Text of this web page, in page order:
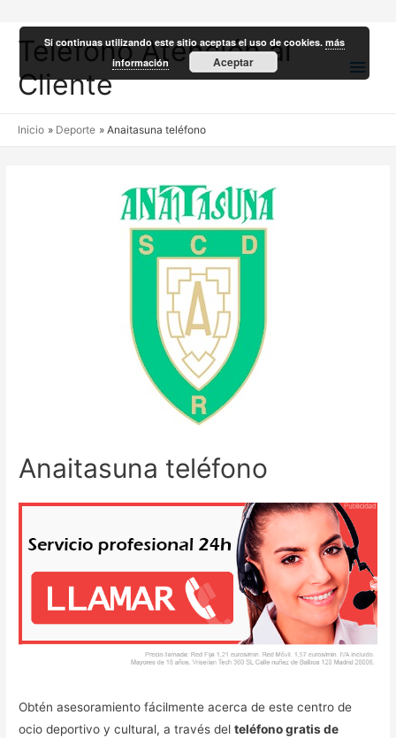
Teléfono Atención al
Cliente
Inicio Deporte Anaitasuna teléfono
Anaitasuna teléfono
Obtén asesoramiento fácilmente acerca de este centro de
ocio deportivo y cultural, a través delteléfono gratis de
Si continuas utilizando este sitio aceptas el uso de cookies.más
información
Aceptar